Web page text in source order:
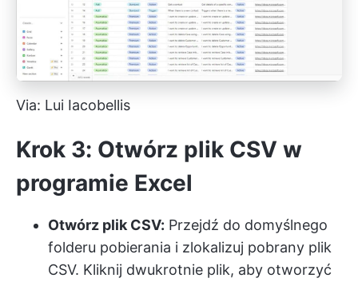
Via: Lui Iacobellis
Krok 3: Otwórz plik CSV w
programie Excel
Otwórz plik CSV: Przejdź do domyślnego
folderu pobierania i zlokalizuj pobrany plik
CSV. Kliknij dwukrotnie plik, aby otworzyć